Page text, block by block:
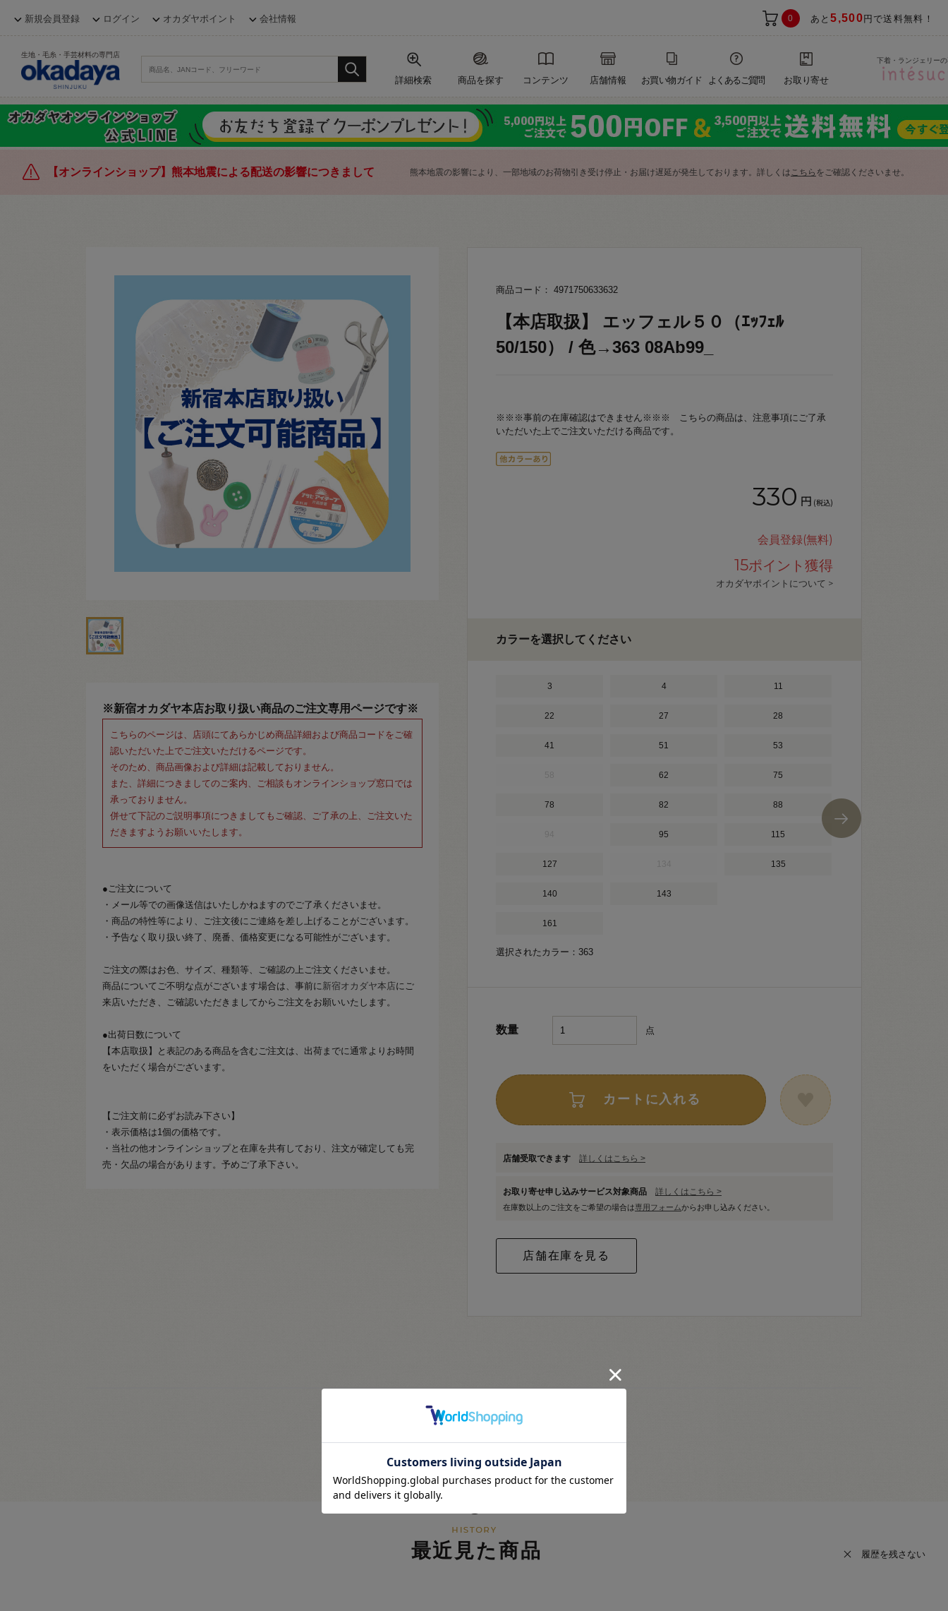
新規会員登録 ログイン オカダヤポイント 会社情報 0 あと5,500 円で送料無料！
生地・毛糸・手芸材料の専門店
詳細検索 商品を探す コンテンツ 店舗情報 お買い物ガイド よくあるご質問 お取り寄せ
下着・ランジェリー
【オンラインショップ】熊本地震による配送の影響につきまして 熊本地震の影響により、一部地域のお荷物引き受け停止・お届け遅延が発生しております。詳しくはこちら をご確認くださいませ。
※新宿オカダヤ本店お取り扱い商品のご注文専用ページです※
こちらのページは、店頭にてあらかじめ商品詳細および商品コードをご確
認いただいた上でご注文いただけるページです。
そのため、商品画像および詳細は記載しておりません。
また、詳細につきましてのご案内、ご相談もオンラインショップ窓口では
承っておりません。
併せて下記のご説明事項につきましてもご確認、ご了承の上、ご注文いた
だきますようお願いいたします。
●ご注文について
・メール等での画像送信はいたしかねますのでご了承くださいませ。
・商品の特性等により、ご注文後にご連絡を差し上げることがございます。
・予告なく取り扱い終了、廃番、価格変更になる可能性がございます。
ご注文の際はお色、サイズ、種類等、ご確認の上ご注文くださいませ。
商品についてご不明な点がございます場合は、事前に 新宿オカダヤ本店にご
来店いただき、ご確認いただきましてからご注文をお願いいたします。
●出荷日数について
【本店取扱】と表記のある商品を含むご注文は、出荷までに通常よりお時間
をいただく場合がございます。
【ご注文前に必ずお読み下さい】
・表示価格は1個の価格です。
・当社の他オンラインショップと在庫を共有しており、注文が確定しても完
売・欠品の場合があります。予めご了承下さい。
商品コード： 4971750633632
【本店取扱】 エッフェル５０（ｴｯﾌｪﾙ
50/150） / 色→363 08Ab99_
※※※事前の在庫確認はできません※※※ こちらの商品は、注意事項にご了承
いただいた上でご注文いただける商品です。
330 円 (税込)
会員登録(無料)
15ポイント獲得
オカダヤポイントについて >
カラーを選択してください
3 4 11
22 27 28
41 51 53
62 75
78 82 88
95 115
127 135
140 143
161
選択されたカラー：363
数量 点
カートに入れる
店舗受取できます 詳しくはこちら >
お取り寄せ申し込みサービス対象商品 詳しくはこちら >
在庫数以上のご注文をご希望の場合は専用フォームからお申し込みください。
最近見た商品 履歴を残さない